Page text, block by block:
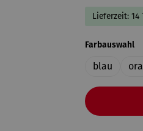
Lieferzeit: 14
Farbauswahl
blau